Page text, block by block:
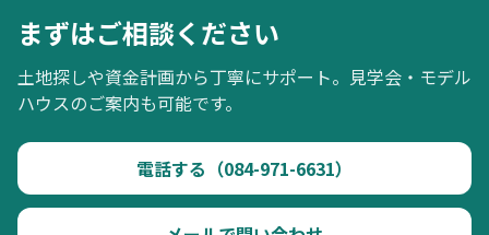
まずはご相談ください
土地探しや資金計画から丁寧にサポート。見学会・モデル
ハウスのご案内も可能です。
電話する（084-971-6631）